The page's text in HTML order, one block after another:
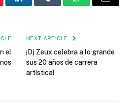
LinkedInTumblr WhatsAppEmail
el
NEXT ARTICLE
¡Dj Zeux celebra a lo grande
sus 20 años de carrera
artística!